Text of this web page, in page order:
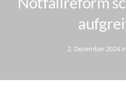
2. Dezember 2024 in